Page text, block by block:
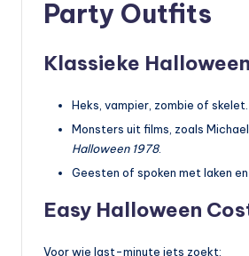
Party Outfits
Klassieke
Heks, vampier, zombie of skelet.
Monsters uit films, zoals
Halloween 1978.
Geesten of spoken met laken
Easy Halloween
Voor wie last-minute iets zoekt: